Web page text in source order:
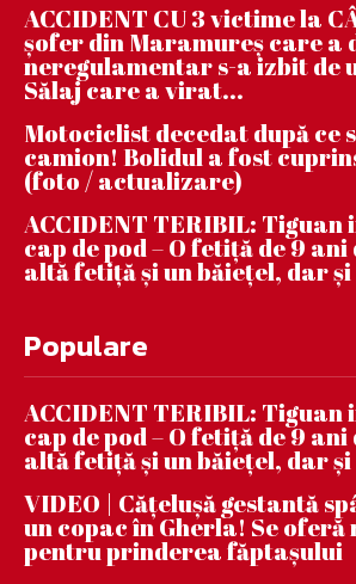
ACCIDENT CU 3 victime la
șofer din Maramureș care a
neregulamentar s-a izbit de
Sălaj care a virat...
Motociclist decedat după ce
camion! Bolidul a fost
(foto / actualizare)
ACCIDENT TERIBIL:
cap de pod – O fetiță de 9
altă fetiță și un băiețel, dar și
Populare
ACCIDENT TERIBIL:
cap de pod – O fetiță de 9
altă fetiță și un băiețel, dar și
VIDEO | Căţeluşă gestantă
un copac în Gherla! Se oferă
pentru prinderea făptaşului